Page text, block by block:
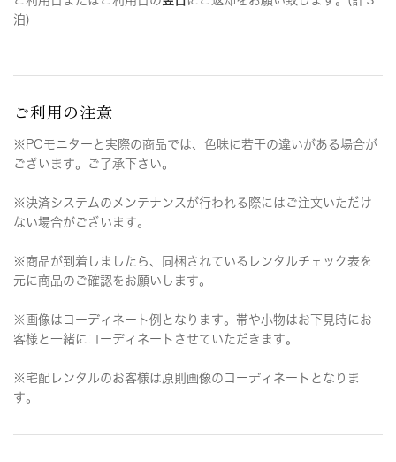
泊)
ご利用の注意
※PCモニターと実際の商品では、色味に若干の違いがある場合が
ございます。ご了承下さい。
※決済システムのメンテナンスが行われる際にはご注文いただけ
ない場合がございます。
※商品が到着しましたら、同梱されているレンタルチェック表を
元に商品のご確認をお願いします。
※画像はコーディネート例となります。帯や小物はお下見時にお
客様と一緒にコーディネートさせていただきます。
※宅配レンタルのお客様は原則画像のコーディネートとなりま
す。